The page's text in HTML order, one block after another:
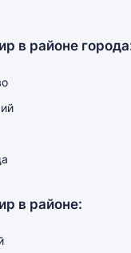
в районе
в районе: